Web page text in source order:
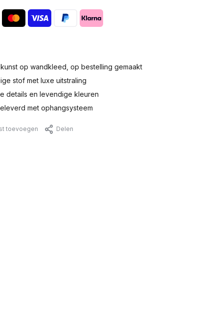
op wandkleed, op bestelling gemaakt
stof met luxe uitstraling
details en levendige kleuren
met ophangsysteem
toevoegen Delen